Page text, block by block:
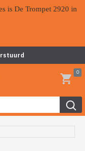
is De Trompet 2920 in
0